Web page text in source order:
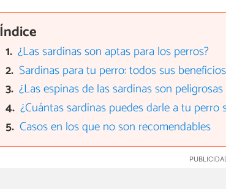
Índice
¿Las sardinas son aptas para los perros?
Sardinas para tu perro: todos sus
¿Las espinas de las sardinas son
¿Cuántas sardinas puedes darle a tu perro
Casos en los que no son recomendables